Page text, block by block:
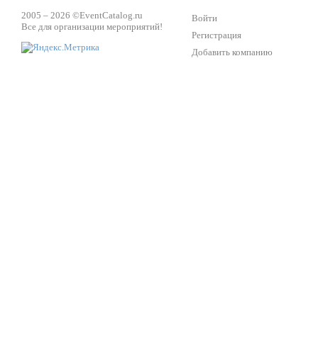
2005 – 2026 ©EventCatalog.ru
Все для организации мероприятий!
Войти
Регистрация
Добавить компанию